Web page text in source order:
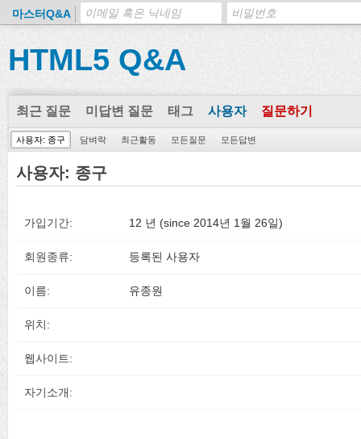
마스터Q&A
HTML5 Q&A
최근 질문 미답변 질문 태그 사용자 질문하기
사용자: 종구 담벼락 최근활동 모든질문 모든답변
사용자: 종구
가입기간: 12 년 (since 2014년 1월 26일)
회원종류: 등록된 사용자
이름: 유종원
위치:
웹사이트:
자기소개: